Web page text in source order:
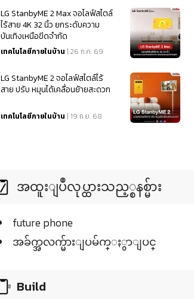
LG StanbyME 2 Max จอไลฟ์สไตล์
ไร้สาย 4K 32 นิ้ว ยกระดับความ
บันเทิงเหนือขีดจำกัด
เทคโนโลยีภายในบ้าน | 26 ก.ค. 69
LG StanbyME 2 จอไลฟ์สไตล์ไร้
สาย ปรับ หมุนได้เคลื่อนย้ายสะดวก
เทคโนโลยีภายในบ้าน | 19 ก.ย. 68
အထူးျပဳလုပ္ထားသည့္စနစ္မ်ား
future phone
အခ်က္အလက္မ်ားျပမ်က္ႏွာျပင္
Build